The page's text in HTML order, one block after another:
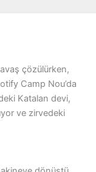
çözülürken,
Camp Nou’da
Katalan devi,
ve zirvedeki